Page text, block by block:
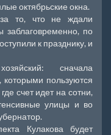
октябрьские окна.
то, что не ждали
заблаговременно, по
к празднику, и
сначала
которыми пользуются
счет идет на сотни,
улицы и во
Кулакова будет